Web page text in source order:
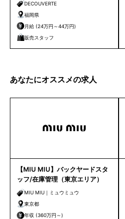
DECOUVERTE
福岡県
月給 (24万円～44万円)
販売スタッフ
あなたにオススメの求人
【MIU MIU】バックヤードスタ
ッフ/在庫管理（東京エリア）
MIU MIU｜ミュウミュウ
東京都
年収 (360万円～)